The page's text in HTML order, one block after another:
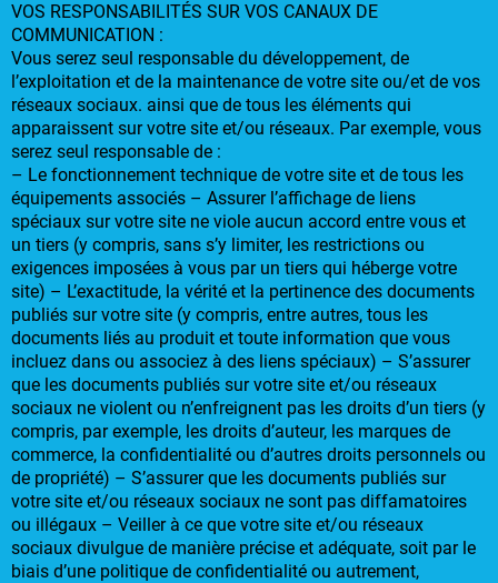
VOS RESPONSABILITÉS SUR VOS CANAUX DE
COMMUNICATION :
Vous serez seul responsable du développement, de
l’exploitation et de la maintenance de votre site ou/et de vos
réseaux sociaux. ainsi que de tous les éléments qui
apparaissent sur votre site et/ou réseaux. Par exemple, vous
serez seul responsable de :
– Le fonctionnement technique de votre site et de tous les
équipements associés – Assurer l’affichage de liens
spéciaux sur votre site ne viole aucun accord entre vous et
un tiers (y compris, sans s’y limiter, les restrictions ou
exigences imposées à vous par un tiers qui héberge votre
site) – L’exactitude, la vérité et la pertinence des documents
publiés sur votre site (y compris, entre autres, tous les
documents liés au produit et toute information que vous
incluez dans ou associez à des liens spéciaux) – S’assurer
que les documents publiés sur votre site et/ou réseaux
sociaux ne violent ou n’enfreignent pas les droits d’un tiers (y
compris, par exemple, les droits d’auteur, les marques de
commerce, la confidentialité ou d’autres droits personnels ou
de propriété) – S’assurer que les documents publiés sur
votre site et/ou réseaux sociaux ne sont pas diffamatoires
ou illégaux – Veiller à ce que votre site et/ou réseaux
sociaux divulgue de manière précise et adéquate, soit par le
biais d’une politique de confidentialité ou autrement,